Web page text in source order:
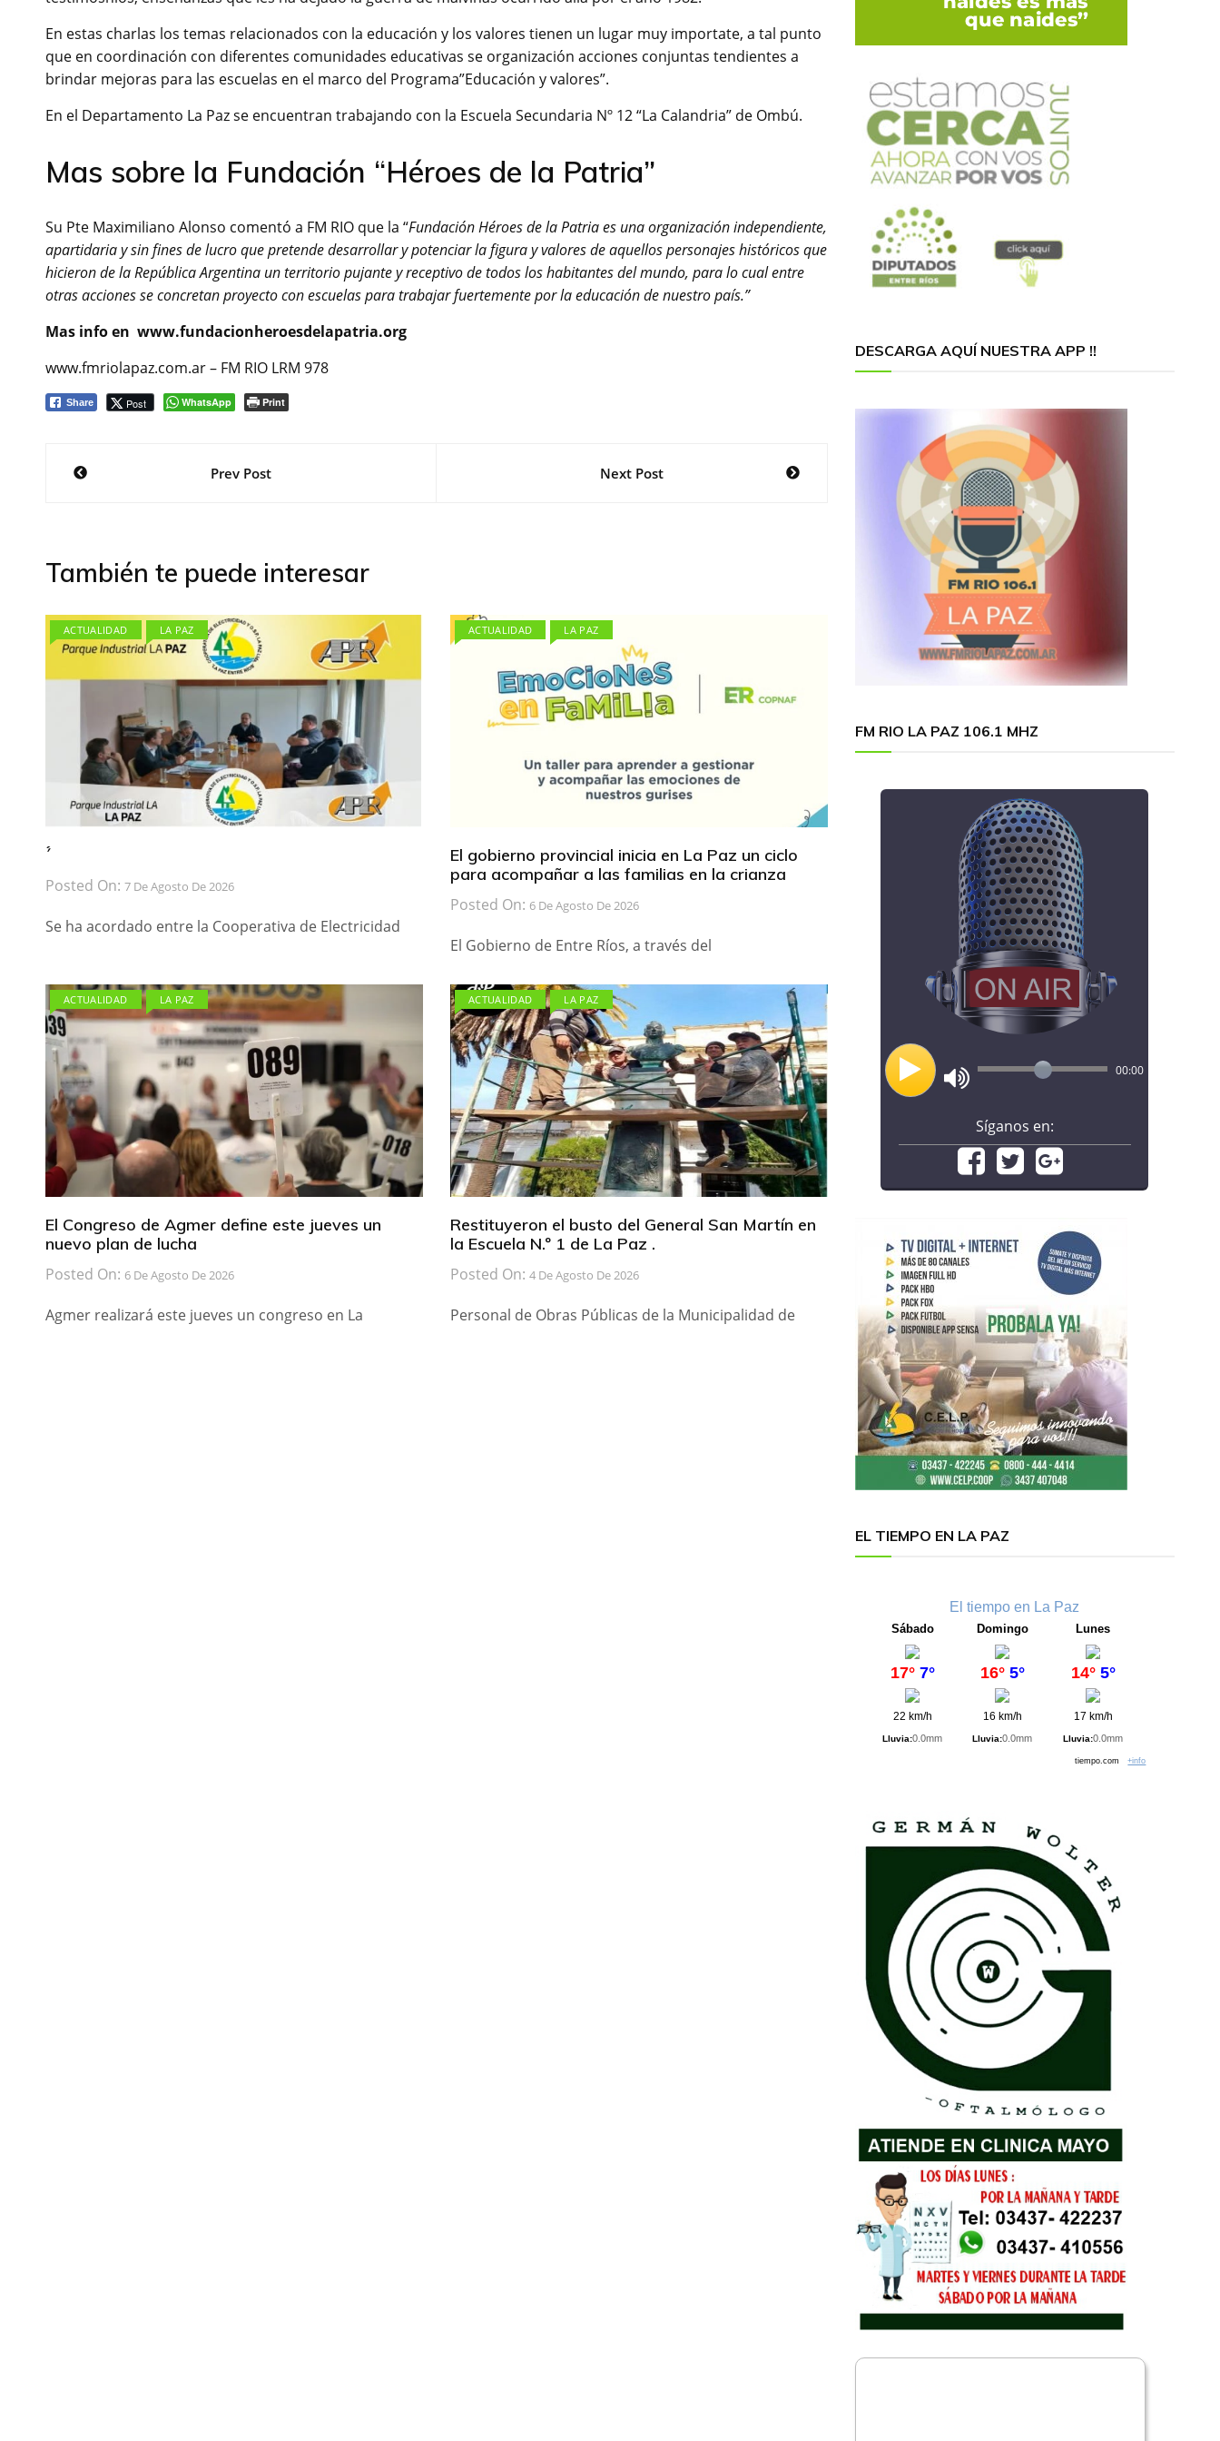
En estas charlas los temas relacionados con la educación y los valores tienen un lugar muy importate, a tal punto
que en coordinación con diferentes comunidades educativas se organización acciones conjuntas tendientes a
brindar mejoras para las escuelas en el marco del Programa”Educación y valores”.
En el Departamento La Paz se encuentran trabajando con la Escuela Secundaria Nº 12 “La Calandria” de Ombú.
Mas sobre la Fundación “Héroes de la Patria”
Su Pte Maximiliano Alonso comentó a FM RIO que la “Fundación Héroes de la Patria es una organización independiente,
apartidaria y sin fines de lucro que pretende desarrollar y potenciar la figura y valores de aquellos personajes históricos que
hicieron de la República Argentina un territorio pujante y receptivo de todos los habitantes del mundo, para lo cual entre
otras acciones se concretan proyecto con escuelas para trabajar fuertemente por la educación de nuestro país.”
Mas info en www.fundacionheroesdelapatria.org
www.fmriolapaz.com.ar – FM RIO LRM 978
Share Post WhatsApp Print
NavegaciónPrev Post Next Post
También te puede interesar
ACTUALIDAD LA PAZ
́ ́
Posted On: 7 De Agosto De 2026
Se ha acordado entre la Cooperativa de Electricidad
ACTUALIDAD LA PAZ
El gobierno provincial inicia en La Paz un ciclo
para acompañar a las familias en la crianza
Posted On: 6 De Agosto De 2026
El Gobierno de Entre Ríos, a través del
ACTUALIDAD LA PAZ
El Congreso de Agmer define este jueves un
nuevo plan de lucha
Posted On: 6 De Agosto De 2026
Agmer realizará este jueves un congreso en La
ACTUALIDAD LA PAZ
Restituyeron el busto del General San Martín en
la Escuela N.º 1 de La Paz .
Posted On: 4 De Agosto De 2026
Personal de Obras Públicas de la Municipalidad de
DESCARGA AQUÍ NUESTRA APP !!
FM RIO LA PAZ 106.1 MHZ
00:00
Síganos en:
EL TIEMPO EN LA PAZ
El tiempo en La Paz
Sábado
17° 7°
22 km/h
Lluvia:0.0mm
Domingo
16° 5°
16 km/h
Lluvia:0.0mm
Lunes
14° 5°
17 km/h
Lluvia:0.0mm
tiempo.com+info